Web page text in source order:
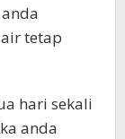
tetap
hari sekali
anda